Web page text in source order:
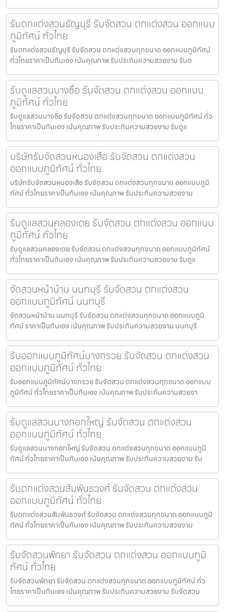
รับตกแต่งสวนธัญบุรี รับจัดสวน ตกแต่งสวน ออกแบบ
ภูมิทัศน์ ทั่วไทย
รับตกแต่งสวนธัญบุรี รับจัดสวน ตกแต่งสวนทุกขนาด ออกแบบภูมิทัศน์
ทั่วไทยราคาเป็นกันเอง เน้นคุณภาพ รับประกันความสวยงาม รับต
รับดูแลสวนบางซื่อ รับจัดสวน ตกแต่งสวน ออกแบบ
ภูมิทัศน์ ทั่วไทย
รับดูแลสวนบางซื่อ รับจัดสวน ตกแต่งสวนทุกขนาด ออกแบบภูมิทัศน์ ทั่ว
ไทยราคาเป็นกันเอง เน้นคุณภาพ รับประกันความสวยงาม รับดูแ
บริษัทรับจัดสวนหนองเสือ รับจัดสวน ตกแต่งสวน
ออกแบบภูมิทัศน์ ทั่วไทย
บริษัทรับจัดสวนหนองเสือ รับจัดสวน ตกแต่งสวนทุกขนาด ออกแบบภูมิ
ทัศน์ ทั่วไทยราคาเป็นกันเอง เน้นคุณภาพ รับประกันความสวยงาม
รับดูแลสวนคลองเตย รับจัดสวน ตกแต่งสวน ออกแบบ
ภูมิทัศน์ ทั่วไทย
รับดูแลสวนคลองเตย รับจัดสวน ตกแต่งสวนทุกขนาด ออกแบบภูมิทัศน์
ทั่วไทยราคาเป็นกันเอง เน้นคุณภาพ รับประกันความสวยงาม รับดูแ
จัดสวนหน้าบ้าน นนทบุรี รับจัดสวน ตกแต่งสวน
ออกแบบภูมิทัศน์ นนทบุรี
จัดสวนหน้าบ้าน นนทบุรี รับจัดสวน ตกแต่งสวนทุกขนาด ออกแบบภูมิ
ทัศน์ ราคาเป็นกันเอง เน้นคุณภาพ รับประกันความสวยงาม นนทบุรี
รับออกแบบภูมิทัศน์บางกรวย รับจัดสวน ตกแต่งสวน
ออกแบบภูมิทัศน์ ทั่วไทย
รับออกแบบภูมิทัศน์บางกรวย รับจัดสวน ตกแต่งสวนทุกขนาด ออกแบบ
ภูมิทัศน์ ทั่วไทยราคาเป็นกันเอง เน้นคุณภาพ รับประกันความสวยงา
รับดูแลสวนบางกอกใหญ่ รับจัดสวน ตกแต่งสวน
ออกแบบภูมิทัศน์ ทั่วไทย
รับดูแลสวนบางกอกใหญ่ รับจัดสวน ตกแต่งสวนทุกขนาด ออกแบบภูมิ
ทัศน์ ทั่วไทยราคาเป็นกันเอง เน้นคุณภาพ รับประกันความสวยงาม รับ
รับตกแต่งสวนสัมพันธวงศ์ รับจัดสวน ตกแต่งสวน
ออกแบบภูมิทัศน์ ทั่วไทย
รับตกแต่งสวนสัมพันธวงศ์ รับจัดสวน ตกแต่งสวนทุกขนาด ออกแบบภูมิ
ทัศน์ ทั่วไทยราคาเป็นกันเอง เน้นคุณภาพ รับประกันความสวยงาม
รับจัดสวนพัทยา รับจัดสวน ตกแต่งสวน ออกแบบภูมิ
ทัศน์ ทั่วไทย
รับจัดสวนพัทยา รับจัดสวน ตกแต่งสวนทุกขนาด ออกแบบภูมิทัศน์ ทั่ว
ไทยราคาเป็นกันเอง เน้นคุณภาพ รับประกันความสวยงาม รับจัดสวน